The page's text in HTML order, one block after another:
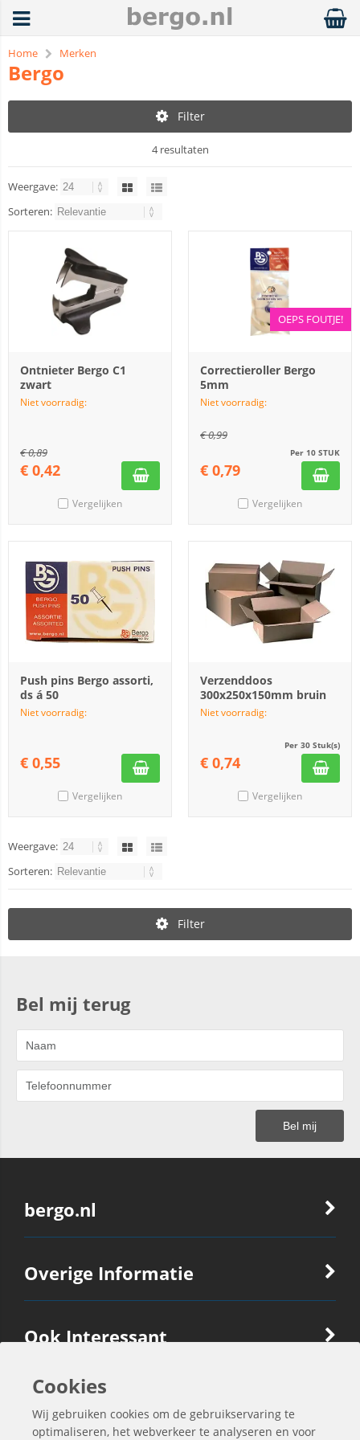
Home Merken
Bergo
Filter
4 resultaten
Weergave:
Sorteren:
Ontnieter Bergo C1
zwart
Niet voorradig:
€0,89
€ 0,42
Vergelijken
OEPS FOUTJE!
Correctieroller Bergo
5mm
Niet voorradig:
€0,99
Per 10 STUK
€ 0,79
Vergelijken
Push pins Bergo assorti,
ds á 50
Niet voorradig:
€ 0,55
Vergelijken
Verzenddoos
300x250x150mm bruin
Niet voorradig:
Per 30 Stuk(s)
€ 0,74
Vergelijken
Weergave:
Sorteren:
Filter
Bel mij terug
bergo.nl
Overige Informatie
Ook Interessant
Contactgegevens
Cookies
Wij gebruiken cookies om de gebruikservaring te
optimaliseren, het webverkeer te analyseren en voor